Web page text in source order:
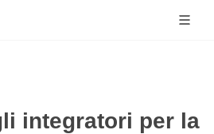
integratori per la